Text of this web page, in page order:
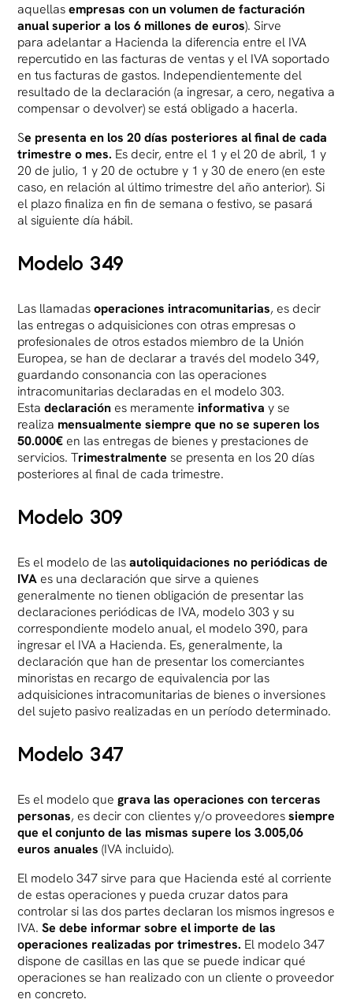
aquellasempresas con unvolumen de facturación
anual superior a los 6 millones de euros). Sirve
para adelantar a Hacienda la diferencia entre el IVA
repercutido en las facturas de ventas y el IVA soportado
en tus facturas de gastos. Independientemente del
resultado de la declaración (a ingresar, a cero, negativa a
compensar o devolver) se está obligado a hacerla.
Se presenta en los 20 días posteriores al final de cada
trimestreo mes. Es decir, entre el 1 y el 20 de abril, 1 y
20 de julio, 1 y 20 de octubre y 1 y 30 de enero (en este
caso, en relación al último trimestre del año anterior). Si
el plazo finaliza en fin de semana o festivo, se pasará
al siguiente día hábil.
Modelo 349
Las llamadasoperaciones intracomunitarias, es decir
las entregas o adquisiciones con otras empresas o
profesionales de otros estados miembro de la Unión
Europea, se han de declarar a través del modelo 349,
guardando consonancia con las operaciones
intracomunitarias declaradas en el modelo 303.
Estadeclaración es meramenteinformativay se
realiza mensualmente siempre que no se superen los
50.000€ en las entregas de bienes y prestaciones de
servicios. Trimestralmente se presenta en los 20 días
posteriores al final de cada trimestre.
Modelo 309
Es el modelo de lasautoliquidaciones no periódicas de
IVA es una declaración que sirve a quienes
generalmente no tienen obligación de presentar las
declaraciones periódicas de IVA, modelo 303 y su
correspondiente modelo anual, el modelo 390, para
ingresar el IVA a Hacienda. Es, generalmente, la
declaración que han de presentar los comerciantes
minoristas en recargo de equivalencia por las
adquisiciones intracomunitarias de bienes o inversiones
del sujeto pasivo realizadas en un período determinado.
Modelo 347
Es el modelo quegrava las operaciones con terceras
personas, es decir con clientes y/o proveedoressiempre
que el conjunto de las mismas supere los 3.005,06
euros anuales (IVA incluido).
El modelo 347 sirve para que Hacienda esté al corriente
de estas operaciones y pueda cruzar datos para
controlar si las dos partes declaran los mismos ingresos e
IVA.Se debe informar sobre el importe de las
operaciones realizadas por trimestres. El modelo 347
dispone de casillas en las que se puede indicar qué
operaciones se han realizado con un cliente o proveedor
en concreto.